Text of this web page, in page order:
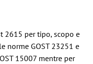
2615 per tipo, scopo e
norme GOST 23251 e
15007 mentre per